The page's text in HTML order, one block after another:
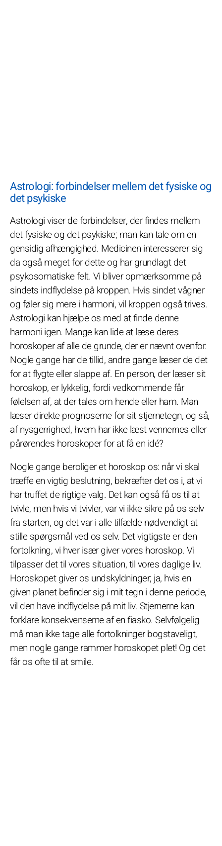
Astrologi: forbindelser mellem det fysiske og
det psykiske
Astrologi viser de forbindelser, der findes mellem
det fysiske og det psykiske; man kan tale om en
gensidig afhængighed. Medicinen interesserer sig
da også meget for dette og har grundlagt det
psykosomatiske felt. Vi bliver opmærksomme på
sindets indflydelse på kroppen. Hvis sindet vågner
og føler sig mere i harmoni, vil kroppen også trives.
Astrologi kan hjælpe os med at finde denne
harmoni igen. Mange kan lide at læse deres
horoskoper af alle de grunde, der er nævnt ovenfor.
Nogle gange har de tillid, andre gange læser de det
for at flygte eller slappe af. En person, der læser sit
horoskop, er lykkelig, fordi vedkommende får
følelsen af, at der tales om hende eller ham. Man
læser direkte prognoserne for sit stjernetegn, og så,
af nysgerrighed, hvem har ikke læst vennernes eller
pårørendes horoskoper for at få en idé?
Nogle gange beroliger et horoskop os: når vi skal
træffe en vigtig beslutning, bekræfter det os i, at vi
har truffet de rigtige valg. Det kan også få os til at
tvivle, men hvis vi tvivler, var vi ikke sikre på os selv
fra starten, og det var i alle tilfælde nødvendigt at
stille spørgsmål ved os selv. Det vigtigste er den
fortolkning, vi hver især giver vores horoskop. Vi
tilpasser det til vores situation, til vores daglige liv.
Horoskopet giver os undskyldninger; ja, hvis en
given planet befinder sig i mit tegn i denne periode,
vil den have indflydelse på mit liv. Stjernerne kan
forklare konsekvenserne af en fiasko. Selvfølgelig
må man ikke tage alle fortolkninger bogstaveligt,
men nogle gange rammer horoskopet plet! Og det
får os ofte til at smile.